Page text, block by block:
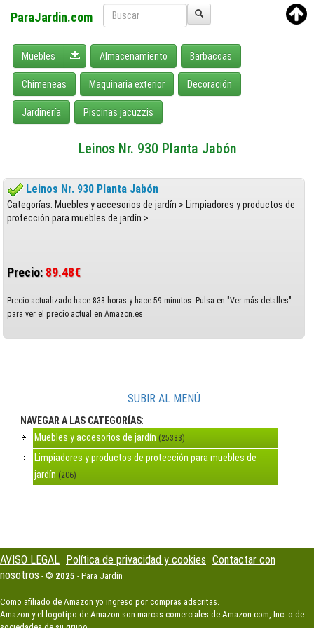
ParaJardin.com
Muebles Desplegar menú
Almacenamiento Barbacoas
Chimeneas Maquinaria exterior Decoración
Jardinería Piscinas jacuzzis
Leinos Nr. 930 Planta Jabón
Leinos Nr. 930 Planta Jabón
Categorías: Muebles y accesorios de jardín > Limpiadores y productos de
protección para muebles de jardín >
Precio: 89.48€
Precio actualizado hace 838 horas y hace 59 minutos. Pulsa en "Ver más detalles"
para ver el precio actual en Amazon.es
SUBIR AL MENÚ
NAVEGAR A LAS CATEGORÍAS:
Muebles y accesorios de jardín (25383)
Limpiadores y productos de protección para muebles de
jardín (206)
AVISO LEGAL - Política de privacidad y cookies - Contactar con
nosotros - © 2025 - Para Jardín
Como afiliado de Amazon yo ingreso por compras adscritas.
Amazon y el logotipo de Amazon son marcas comerciales de Amazon.com, Inc. o de